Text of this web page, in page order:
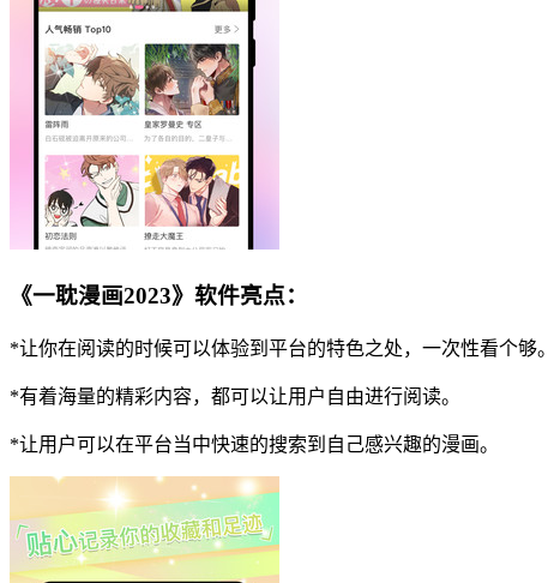
《一耽漫画2023》软件亮点：
*让你在阅读的时候可以体验到平台的特色之处，一次性看个够。
*有着海量的精彩内容，都可以让用户自由进行阅读。
*让用户可以在平台当中快速的搜索到自己感兴趣的漫画。